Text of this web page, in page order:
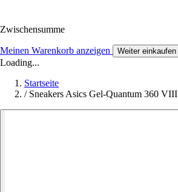
Zwischensumme
Meinen Warenkorb anzeigen Weiter einkaufen
Loading...
Startseite
/ Sneakers Asics Gel-Quantum 360 VIII